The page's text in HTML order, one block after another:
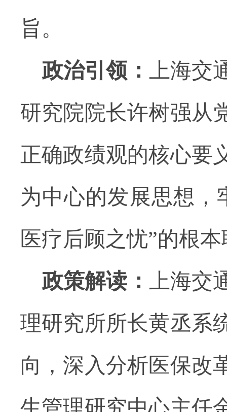
旨。
政治引领：
上海
研究院院长许树强从
正确政绩观的核心要
为中心的发展思想，
医疗后顾之忧”的根
政策解读：
上海
理研究所所长黄丞系
向，深入分析医保改